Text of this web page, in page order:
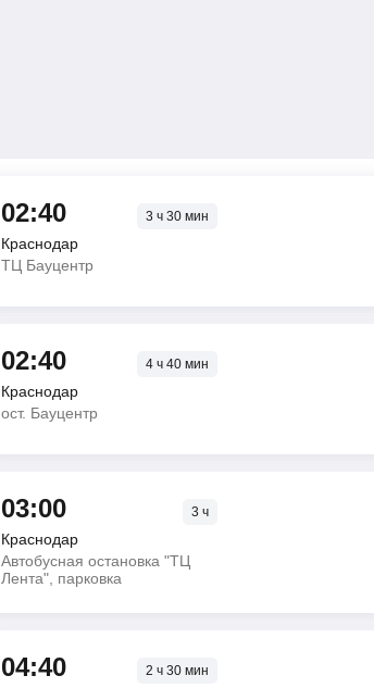
02:40 3 ч30 мин
Краснодар
ТЦ Бауцентр
02:40 4 ч40 мин
Краснодар
ост. Бауцентр
03:00 3 ч
Краснодар
Автобусная остановка "ТЦ
Лента", парковка
04:40 2 ч30 мин